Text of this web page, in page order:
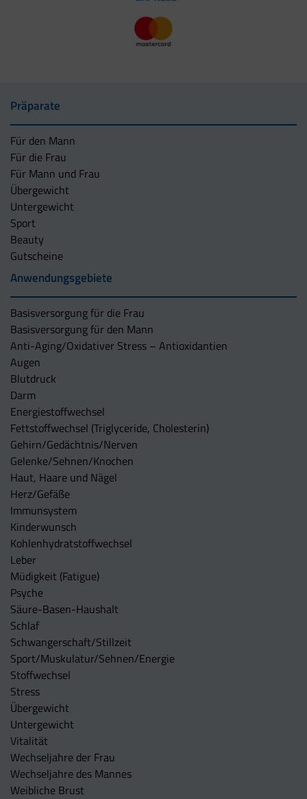
Präparate
Für den Mann
Für die Frau
Für Mann und Frau
Übergewicht
Untergewicht
Sport
Beauty
Gutscheine
Anwendungsgebiete
Basisversorgung für die Frau
Basisversorgung für den Mann
Anti-Aging/Oxidativer Stress – Antioxidantien
Augen
Blutdruck
Darm
Energiestoffwechsel
Fettstoffwechsel (Triglyceride, Cholesterin)
Gehirn/Gedächtnis/Nerven
Gelenke/Sehnen/Knochen
Haut, Haare und Nägel
Herz/Gefäße
Immunsystem
Kinderwunsch
Kohlenhydratstoffwechsel
Leber
Müdigkeit (Fatigue)
Psyche
Säure-Basen-Haushalt
Schlaf
Schwangerschaft/Stillzeit
Sport/Muskulatur/Sehnen/Energie
Stoffwechsel
Stress
Übergewicht
Untergewicht
Vitalität
Wechseljahre der Frau
Wechseljahre des Mannes
Weibliche Brust